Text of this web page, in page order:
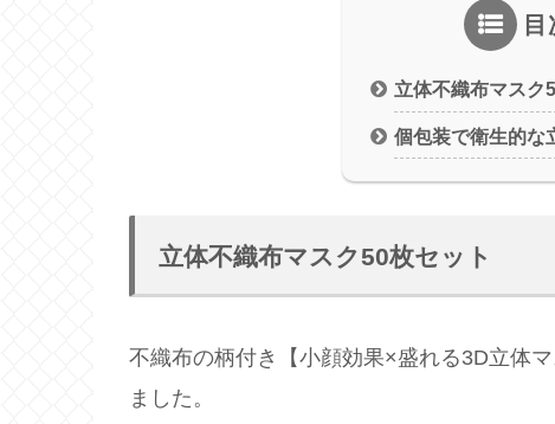
目
立体不織布マスク
個包装で衛生的な
立体不織布マスク50枚セット
不織布の柄付き【小顔効果×盛れる3D立体
ました。